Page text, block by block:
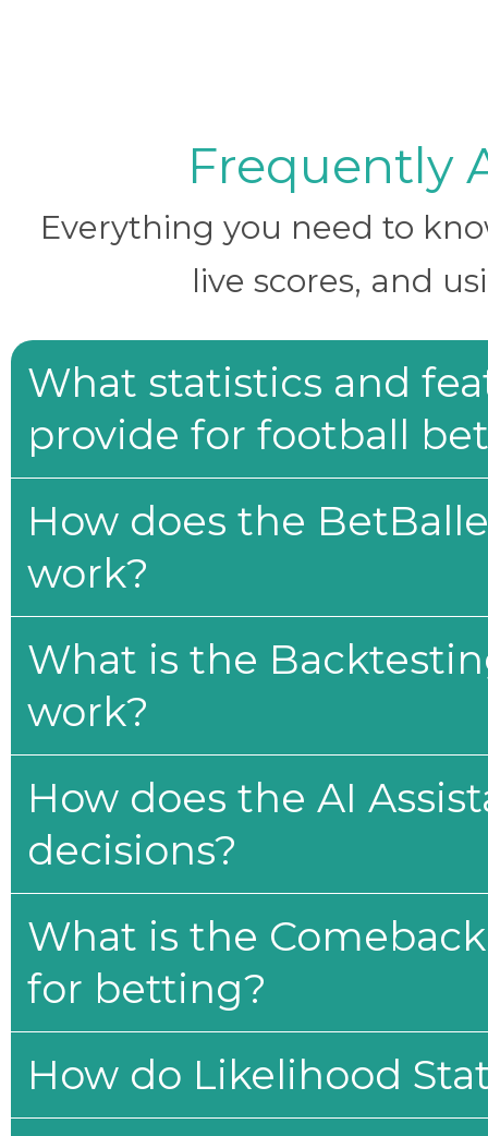
Frequently
Everything you need to
live scores, and
What statistics and
provide for football
How does the
work?
What is the
work?
How does the AI
decisions?
What is the
for betting?
How do Likelihood